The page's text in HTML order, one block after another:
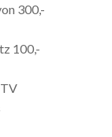
300,-
100,-